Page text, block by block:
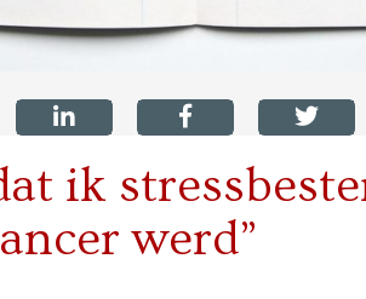
ik
werd”